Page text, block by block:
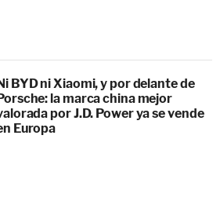
BYD ni Xiaomi, y por delante de
la marca china mejor
por J.D. Power ya se vende
Europa